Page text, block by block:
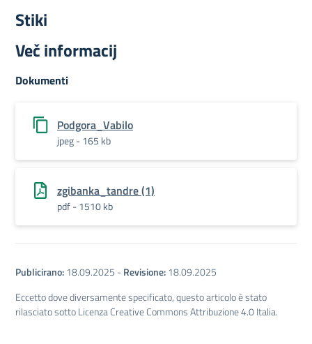
Stiki
Več informacij
Dokumenti
Podgora_Vabilo
jpeg - 165 kb
zgibanka_tandre (1)
pdf - 1510 kb
Publicirano:18.09.2025 -Revisione:18.09.2025
Eccetto dove diversamente specificato, questo articolo è stato
rilasciato sotto Licenza Creative Commons Attribuzione 4.0 Italia.